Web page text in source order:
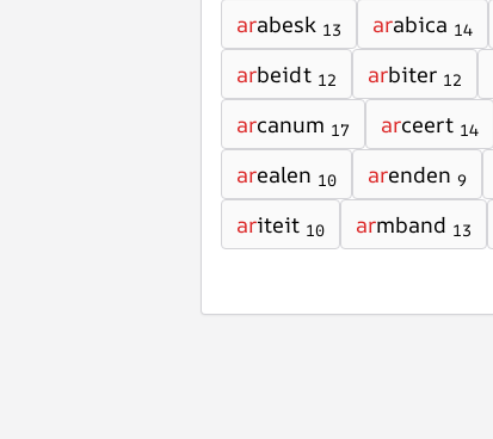
arabesk 13 arabica 14
arbeidt 12 arbiter 12
arcanum 17 arceert 14
arealen 10 arenden 9
ariteit 10 armband 13